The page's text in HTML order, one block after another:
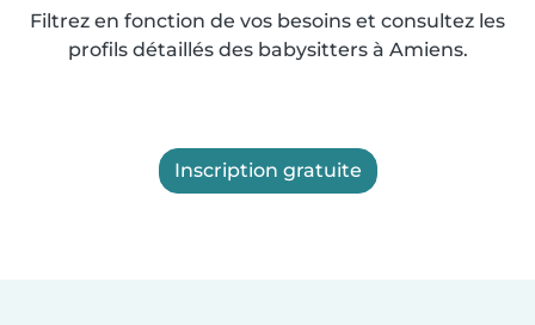
Filtrez en fonction de vos besoins et consultez les
profils détaillés des babysitters à Amiens.
Inscription gratuite